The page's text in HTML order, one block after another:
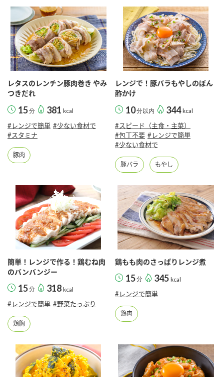
納豆 Fibee
千夜
スペシャルサイト
お酢を知ろう！
すしラボ
ぽん酢サワー
納豆の豆知識
鍋奉行マニュアル
ミツカンのCM
ロングセラー商品 ＋ おすすめレシピ
MIM（ミツカンミュージアム）
各部門が大切にしていること
おいしさと健康への取り組み
キッザニア東京「ぽん酢工房」
よくあるご質問
お問い合わせ
ミツカン公式通販
検索
業務用サイト ミツカングループについて 製造所固有記号一覧
レタスのレンチン豚肉巻き やみ
つきだれ
15分 381 kcal
#レンジで簡単 #少ない食材で
#スタミナ
豚肉
レンジで！豚バラもやしのぽん
酢かけ
10分以内 344 kcal
#スピード（主食・主菜）
#包丁不要 #レンジで簡単
#少ない食材で
豚バラ もやし
簡単！レンジで作る！鶏むね肉
のバンバンジー
15分 318 kcal
#レンジで簡単 #野菜たっぷり
鶏胸
鶏もも肉のさっぱりレンジ煮
15分 345 kcal
#レンジで簡単
鶏肉